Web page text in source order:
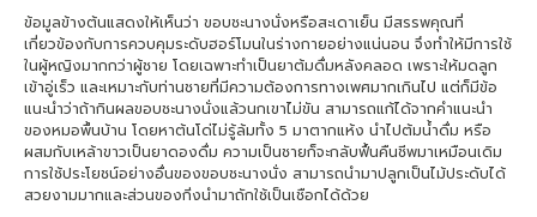
ข้อมูลข้างต้นแสดงให้เห็นว่า ขอบชะนางนั่งหรือสะเดาเย็น มีสรรพคุณที่
เกี่ยวข้องกับการควบคุมระดับฮอร์โมนในร่างกายอย่างแน่นอน จึงทำให้มีการใช้
ในผู้หญิงมากกว่าผู้ชาย โดยเฉพาะทำเป็นยาต้มดื่มหลังคลอด เพราะให้มดลูก
เข้าอู่เร็ว และเหมาะกับท่านชายที่มีความต้องการทางเพศมากเกินไป แต่ก็มีข้อ
แนะนำว่าถ้ากินผลขอบชะนางนั่งแล้วนกเขาไม่ขัน สามารถแก้ได้จากคำแนะนำ
ของหมอพื้นบ้าน โดยหาต้นโด่ไม่รู้ล้มทั้ง 5 มาตากแห้ง นำไปต้มน้ำดื่ม หรือ
ผสมกับเหล้าขาวเป็นยาดองดื่ม ความเป็นชายก็จะกลับฟื้นคืนชีพมาเหมือนเดิม
การใช้ประโยชน์อย่างอื่นของขอบชะนางนั่ง สามารถนำมาปลูกเป็นไม้ประดับได้
สวยงามมากและส่วนของกิ่งนำมาถักใช้เป็นเชือกได้ด้วย